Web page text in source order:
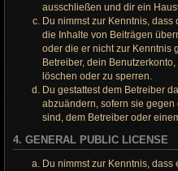
ausschließen und dir ein
Du nimmst zur Kenntnis,
die Inhalte von Beiträgen
oder die er nicht zur Kenntnis
Betreiber, dein
löschen oder zu sperren.
Du gestattest dem Betreiber
abzuändern, sofern sie
sind, dem Betreiber oder
4. GENERAL PUBLIC LICENSE
Du nimmst zur Kenntnis,